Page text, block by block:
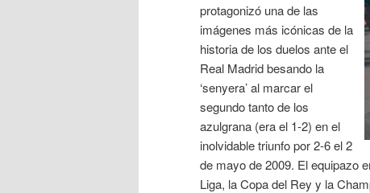
protagonizó una de las
imágenes más icónicas de la
historia de los duelos ante el
Real Madrid besando la
‘senyera’ al marcar el
segundo tanto de los
azulgrana (era el 1-2) en el
inolvidable triunfo por 2-6 el 2
de mayo de 2009. El equipazo
Liga, la Copa del Rey y la